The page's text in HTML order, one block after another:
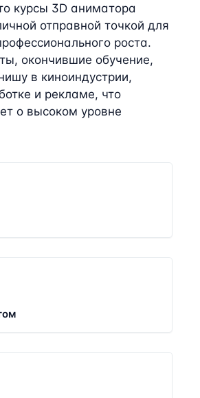
курсы 3D аниматора
отправной точкой для
роста.
окончившие обучение,
в киноиндустрии,
и рекламе, что
о высоком уровне